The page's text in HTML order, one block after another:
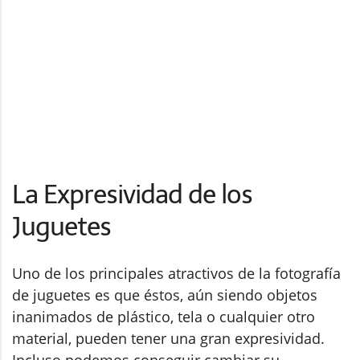
La Expresividad de los
Juguetes
Uno de los principales atractivos de la fotografía
de juguetes es que éstos, aún siendo objetos
inanimados de plástico, tela o cualquier otro
material, pueden tener una gran expresividad.